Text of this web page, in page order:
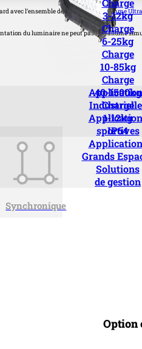
sportives
Grands
Solutions
de gestion
Charge
3-12kg
Charge
6-25kg
Charge
10-85kg
Charge
40-1500kg
Charge
1-12kg
IP64
avec l’ensemble de produits de la gamme
du luminaire ne peut pas être allumé
Synchronique
Option